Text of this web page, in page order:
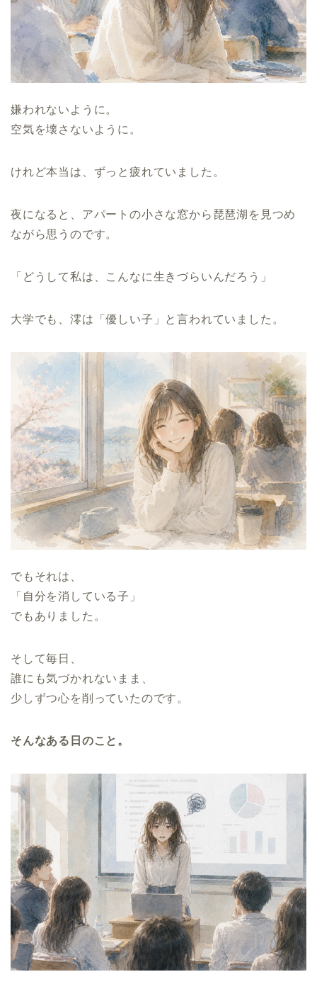
嫌われないように。
空気を壊さないように。
けれど本当は、ずっと疲れていました。
夜になると、アパートの小さな窓から琵琶湖を見つめ
ながら思うのです。
「どうして私は、こんなに生きづらいんだろう」
大学でも、澪は「優しい子」と言われていました。
でもそれは、
「自分を消している子」
でもありました。
そして毎日、
誰にも気づかれないまま、
少しずつ心を削っていたのです。
そんなある日のこと。